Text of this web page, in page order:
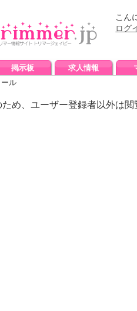
こん
ログ
掲示板 求人情報
ル
め、ユーザー登録者以外は閲